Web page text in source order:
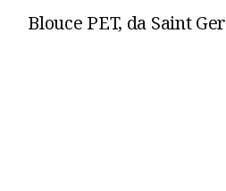
Blouce PET, da Saint